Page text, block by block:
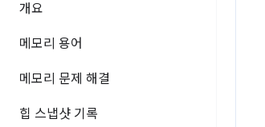
개요
메모리 용어
메모리 문제 해결
힙 스냅샷 기록